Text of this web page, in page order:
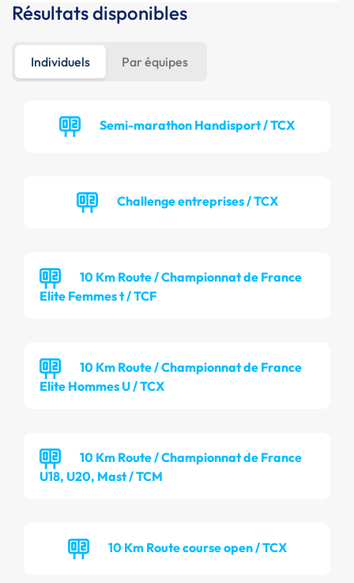
Résultats disponibles
Individuels Par équipes
Semi-marathon Handisport / TCX
Challenge entreprises / TCX
10 Km Route / Championnat de France
Elite Femmes t / TCF
10 Km Route / Championnat de France
Elite Hommes U / TCX
10 Km Route / Championnat de France
U18, U20, Mast / TCM
10 Km Route course open / TCX